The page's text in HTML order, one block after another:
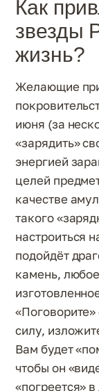
Как
звезды
жизнь?
Желающие
июня (за
«зарядить»
энергией
целей
качестве
такого
настроиться
подойдёт
камень,
силу,
Вам будет
чтобы он
«погреется»